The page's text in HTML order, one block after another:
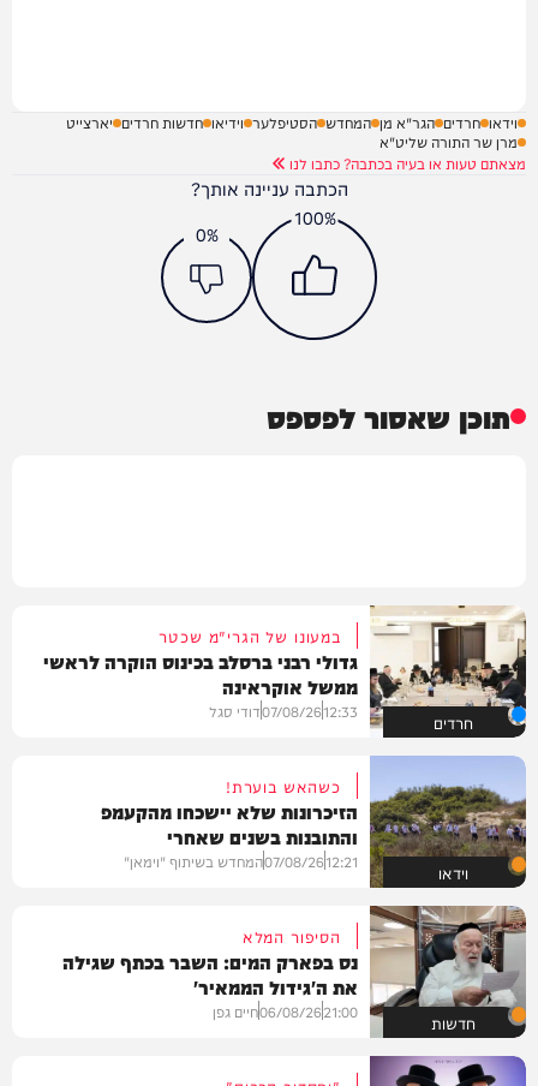
וידאו חרדים הגר"א מן המחדש הסטיפלער וידיאו חדשות חרדים יארצייט
מרן שר התורה שליט"א
מצאתם טעות או בעיה בכתבה? כתבו לנו
הכתבה עניינה אותך?
100%
0%
תוכן שאסור לפספס
חרדים
במעונו של הגרי"מ שכטר
גדולי רבני ברסלב בכינוס הוקרה לראשי
ממשל אוקראינה
12:33
07/08/26דודי סגל
וידאו
כשהאש בוערת!
הזיכרונות שלא יישכחו מהקעמפ
והתובנות בשנים שאחרי
12:21
07/08/26המחדש בשיתוף "וימאן"
חדשות
הסיפור המלא
נס בפארק המים: השבר בכתף שגילה
את ה'גידול הממאיר'
21:00
06/08/26חיים גפן